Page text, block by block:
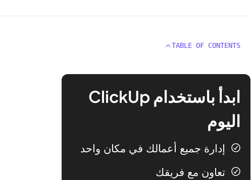
TABLE OF CONTENTS
ابدأ باستخدام ClickUp
اليوم
إدارة جميع أعمالك في مكان واحد
تعاون مع فريقك